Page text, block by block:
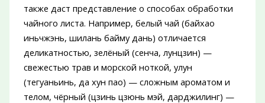
также даст представление о способах обработки
чайного листа. Например, белый чай (байхао
иньчжэнь, шилань байму дань) отличается
деликатностью, зелёный (сенча, лунцзин) —
свежестью трав и морской ноткой, улун
(тегуаньинь, да хун пао) — сложным ароматом и
телом, чёрный (цзинь цзюнь мэй, дарджилинг) —